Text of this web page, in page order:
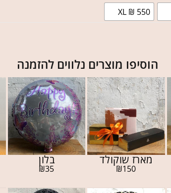
XL ₪ 550
הוסיפו מוצרים נלווים להזמנה
מארז שוקולד
₪150
בלון
₪35